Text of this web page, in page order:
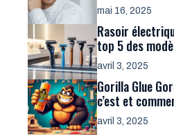
mai 16, 2025
Rasoir
top 5 des
avril 3, 2025
Gorilla Glue
c’est et
avril 3, 2025